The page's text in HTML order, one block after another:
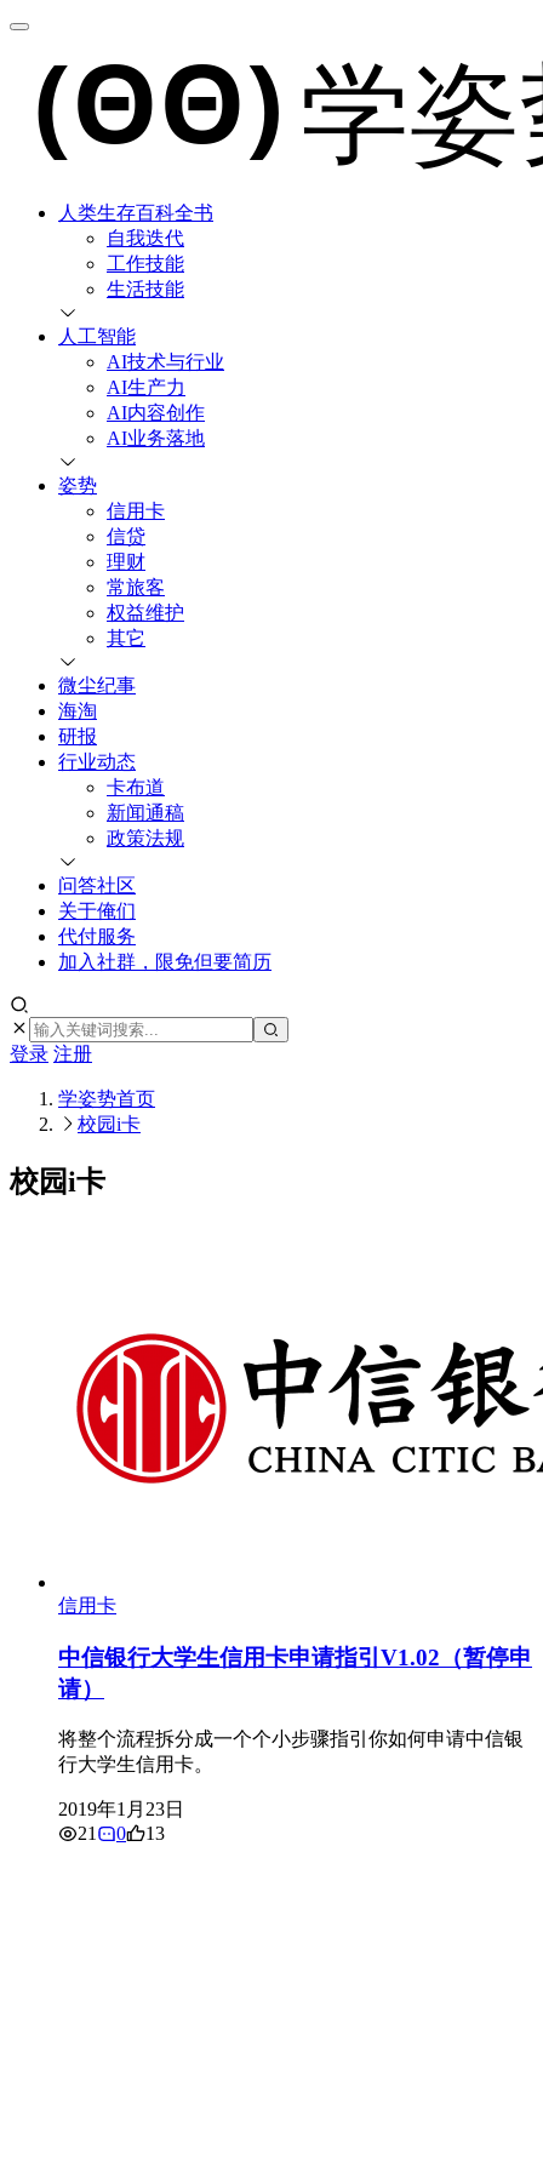
人类生存百科全书
自我迭代
工作技能
生活技能
人工智能
AI技术与行业
AI生产力
AI内容创作
AI业务落地
姿势
信用卡
信贷
理财
常旅客
权益维护
其它
微尘纪事
海淘
研报
行业动态
卡布道
新闻通稿
政策法规
问答社区
关于俺们
代付服务
加入社群，限免但要简历
登录 注册
学姿势首页
校园i卡
校园i卡
信用卡
中信银行大学生信用卡申请指引V1.02（暂停申
请）
将整个流程拆分成一个个小步骤指引你如何申请中信银
行大学生信用卡。
2019年1月23日
21
0 13